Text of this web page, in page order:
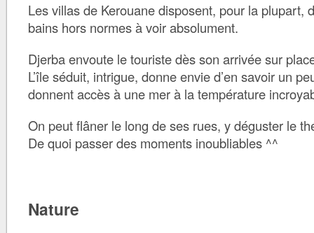
Les villas de Kerouane disposent, pour la plupart,
bains hors normes à voir absolument.
Djerba envoute le touriste dès son arrivée sur
L’île séduit, intrigue, donne envie d’en savoir un
donnent accès à une mer à la température
On peut flâner le long de ses rues, y déguster le
De quoi passer des moments inoubliables ^^
Nature